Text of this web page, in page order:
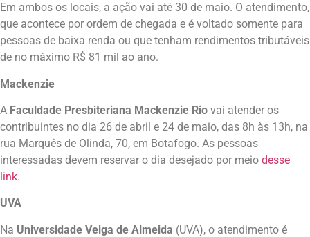
Em ambos os locais, a ação vai até 30 de maio. O atendimento,
que acontece por ordem de chegada e é voltado somente para
pessoas de baixa renda ou que tenham rendimentos tributáveis
de no máximo R$ 81 mil ao ano.
Mackenzie
A Faculdade Presbiteriana Mackenzie Rio vai atender os
contribuintes no dia 26 de abril e 24 de maio, das 8h às 13h, na
rua Marquês de Olinda, 70, em Botafogo. As pessoas
interessadas devem reservar o dia desejado por meio desse
link.
UVA
Na Universidade Veiga de Almeida (UVA), o atendimento é